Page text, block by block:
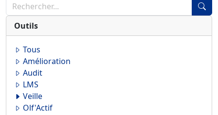
Outils
Tous
Amélioration
Audit
LMS
Veille
Olf'Actif